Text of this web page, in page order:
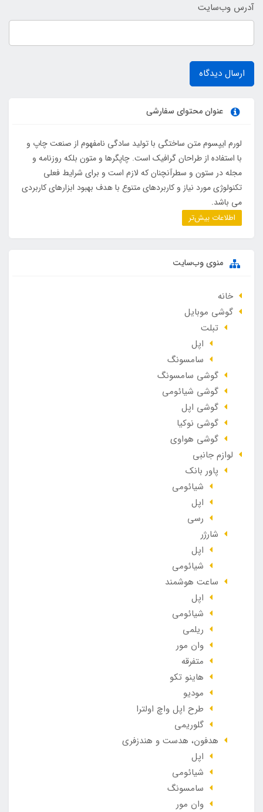
آدرس وب‌سایت
ارسال دیدگاه
عنوان محتوای سفارشی
لورم ایپسوم متن ساختگی با تولید سادگی نامفهوم از صنعت چاپ و
با استفاده از طراحان گرافیک است. چاپگرها و متون بلکه روزنامه و
مجله در ستون و سطرآنچنان که لازم است و برای شرایط فعلی
تکنولوژی مورد نیاز و کاربردهای متنوع با هدف بهبود ابزارهای کاربردی
می باشد.
اطلاعات بیش‌تر
منوی وب‌سایت
خانه
گوشی موبایل
تبلت
اپل
سامسونگ
گوشی سامسونگ
گوشی شیائومی
گوشی اپل
گوشی نوکیا
گوشی هواوی
لوازم جانبی
پاور بانک
شیائومی
اپل
رسی
شارژر
اپل
شیائومی
ساعت هوشمند
اپل
شیائومی
ریلمی
وان مور
متفرقه
هاینو تکو
مودیو
طرح اپل واچ اولترا
گلوریمی
هدفون، هدست و هندزفری
اپل
شیائومی
سامسونگ
وان مور